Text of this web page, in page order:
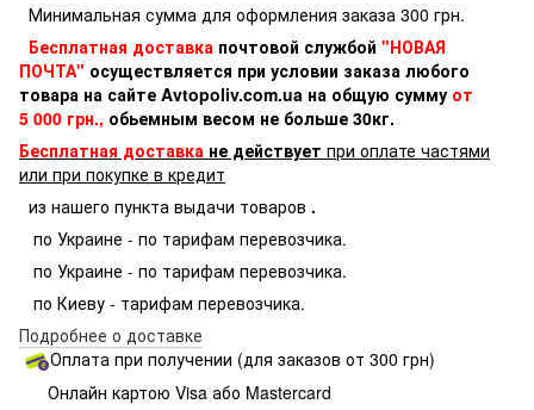
Минимальная сумма для оформления заказа 300 грн.
Бесплатная доставка почтовой службой "НОВАЯ
ПОЧТА" осуществляется при условии заказа любого
товара на сайте Avtopoliv.com.ua на общую сумму от
5 000 грн., обьемным весом не больше 30кг.
Бесплатная доставка не действует при оплате частями
или при покупке в кредит
из нашего пункта выдачи товаров .
по Украине - по тарифам перевозчика.
по Украине - по тарифам перевозчика.
по Киеву - тарифам перевозчика.
Подробнее о доставке
Оплата при получении (для заказов от 300 грн)
Онлайн картою Visa або Mastercard